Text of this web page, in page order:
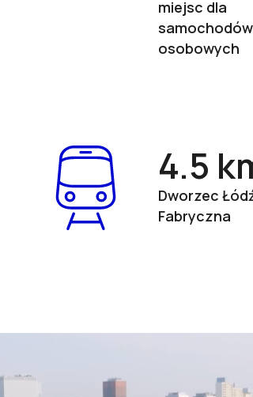
miejsc dla
samochodów
osobowych
4.5
Dworzec
Fabryczna